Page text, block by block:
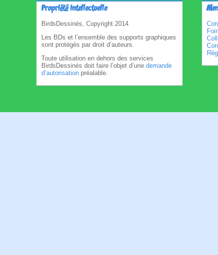
Propriété intellectuelle
BirdsDessinés, Copyright 2014
Les BDs et l’ensemble des supports graphiques
sont protégés par droit d’auteurs.
Toute utilisation en dehors des services
BirdsDessinés doit faire l’objet d’une demande
d’autorisation préalable.